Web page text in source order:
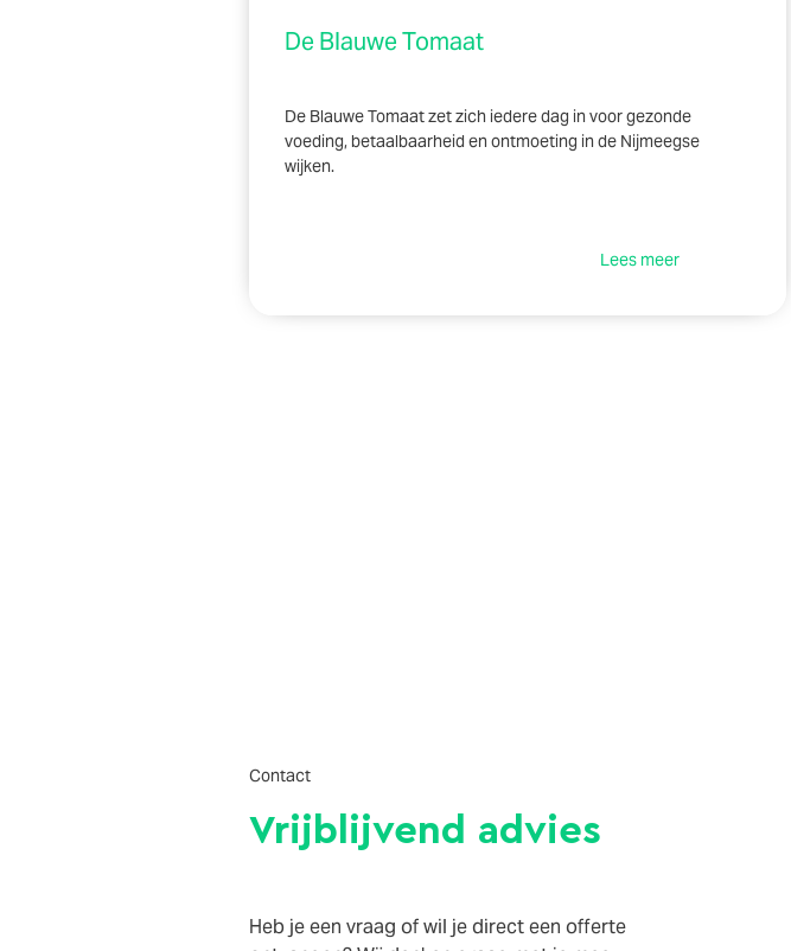
De Blauwe Tomaat
De Blauwe Tomaat zet zich iedere dag in voor gezonde
voeding, betaalbaarheid en ontmoeting in de Nijmeegse
wijken.
Lees meer
Contact
Vrijblijvend advies
Heb je een vraag of wil je direct een offerte